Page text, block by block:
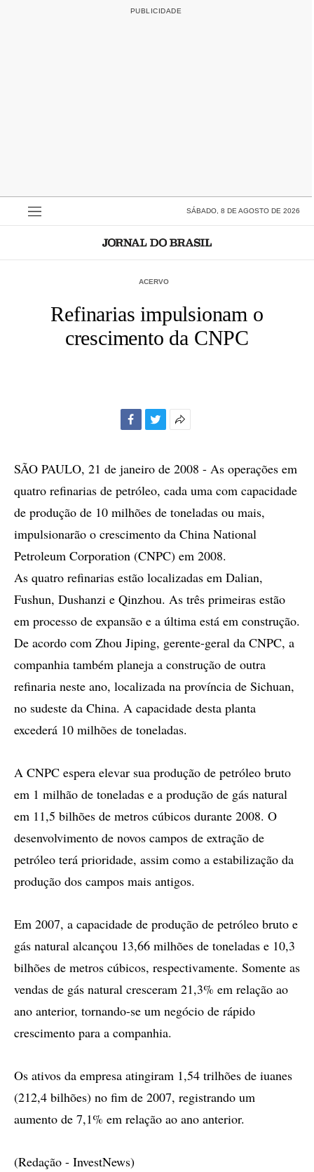
SÁBADO, 8 DE AGOSTO DE 2026
ACERVO
Refinarias impulsionam o
crescimento da CNPC
compartilhamento
SÃO PAULO, 21 de janeiro de 2008 - As operações em
quatro refinarias de petróleo, cada uma com capacidade
de produção de 10 milhões de toneladas ou mais,
impulsionarão o crescimento da China National
Petroleum Corporation (CNPC) em 2008.
As quatro refinarias estão localizadas em Dalian,
Fushun, Dushanzi e Qinzhou. As três primeiras estão
em processo de expansão e a última está em construção.
De acordo com Zhou Jiping, gerente-geral da CNPC, a
companhia também planeja a construção de outra
refinaria neste ano, localizada na província de Sichuan,
no sudeste da China. A capacidade desta planta
excederá 10 milhões de toneladas.
A CNPC espera elevar sua produção de petróleo bruto
em 1 milhão de toneladas e a produção de gás natural
em 11,5 bilhões de metros cúbicos durante 2008. O
desenvolvimento de novos campos de extração de
petróleo terá prioridade, assim como a estabilização da
produção dos campos mais antigos.
Em 2007, a capacidade de produção de petróleo bruto e
gás natural alcançou 13,66 milhões de toneladas e 10,3
bilhões de metros cúbicos, respectivamente. Somente as
vendas de gás natural cresceram 21,3% em relação ao
ano anterior, tornando-se um negócio de rápido
crescimento para a companhia.
Os ativos da empresa atingiram 1,54 trilhões de iuanes
(212,4 bilhões) no fim de 2007, registrando um
aumento de 7,1% em relação ao ano anterior.
(Redação - InvestNews)